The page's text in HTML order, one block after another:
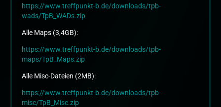
https://www.treffpunkt-b.de/downloads/tpb-
wads/TpB_WADs.zip
Alle Maps (3,4GB):
https://www.treffpunkt-b.de/downloads/tpb-
maps/TpB_Maps.zip
Alle Misc-Dateien (2MB):
https://www.treffpunkt-b.de/downloads/tpb-
misc/TpB_Misc.zip